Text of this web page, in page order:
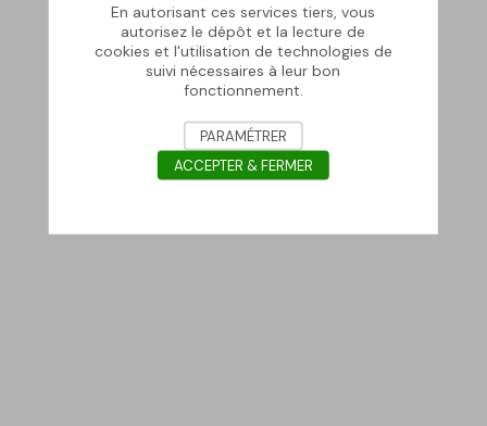
En autorisant ces services tiers, vous
autorisez le dépôt et la lecture de
cookies et l'utilisation de technologies de
suivi nécessaires à leur bon
fonctionnement.
PARAMÉTRER
ACCEPTER & FERMER